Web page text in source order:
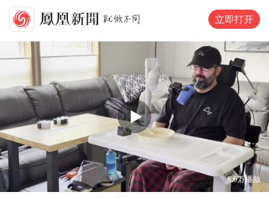
立即打开
00:00 00:46
8.6万播放